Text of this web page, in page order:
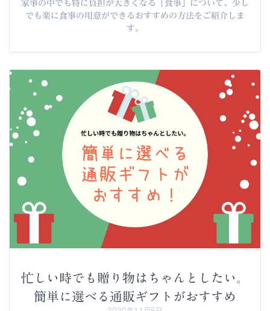
家事の中でも特に負担が大きくなる「食事」について、少し
でも楽に食事の用意ができるおすすめの方法をご紹介しま
す。
忙しい時でも贈り物はちゃんとしたい。
簡単に選べる通販ギフトがおすすめ